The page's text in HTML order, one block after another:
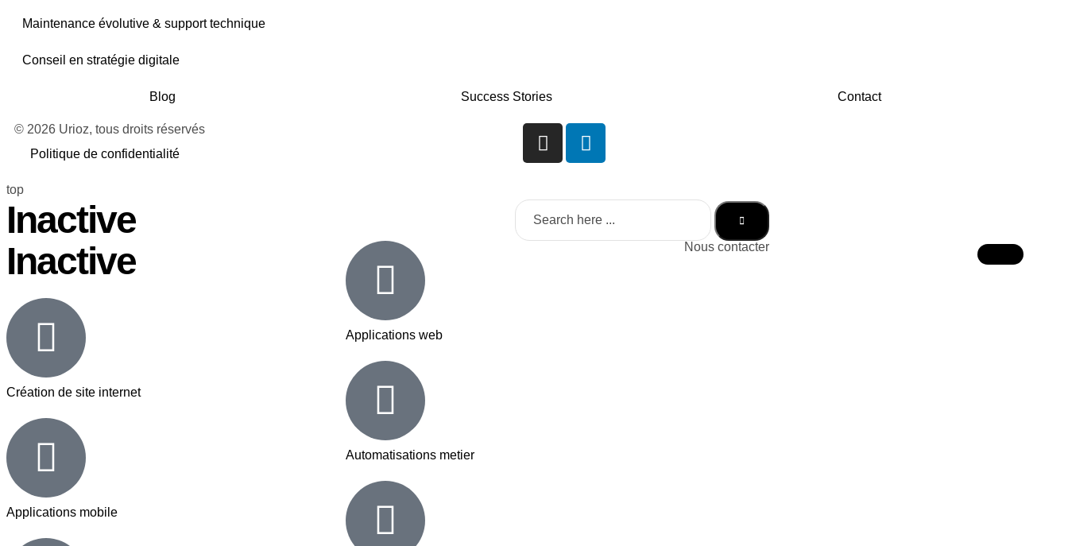
Maintenance évolutive & support technique
Conseil en stratégie digitale
Blog Success Stories Contact
© 2026 Urioz, tous droits réservés
Politique de confidentialité
top
Inactive
Inactive
Création de site internet
Applications mobile
Applications web
Automatisations metier
Nous contacter